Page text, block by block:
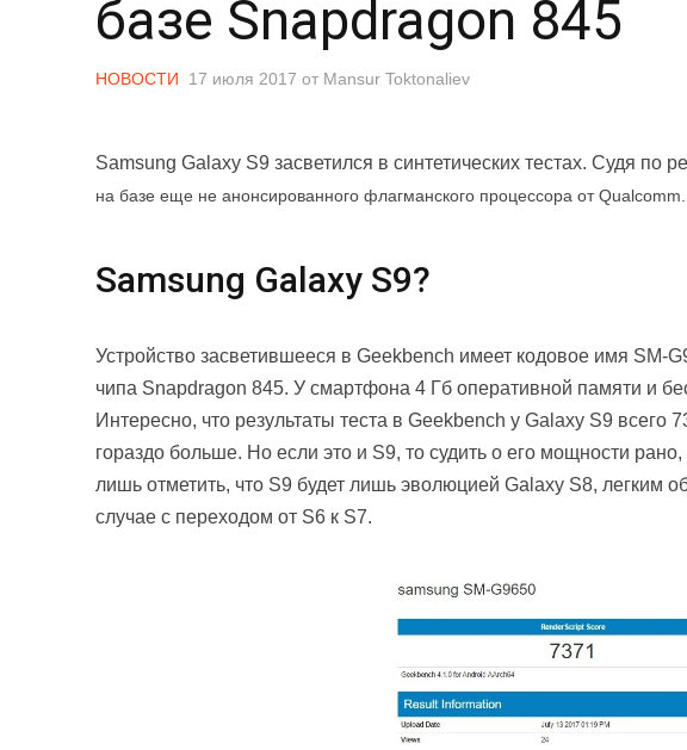
базе Snapdragon 845
НОВОСТИ 17 июля 2017 от Mansur Toktonaliev
Samsung Galaxy S9 засветился в синтетических тестах. Судя по
на базе еще не анонсированного флагманского процессора от Qualcomm.
Samsung Galaxy S9?
Устройство засветившееся в Geekbench имеет кодовое имя SM-
чипа Snapdragon 845. У смартфона 4 Гб оперативной памяти и
Интересно, что результаты теста в Geekbench у Galaxy S9 всего
гораздо больше. Но если это и S9, то судить о его мощности
лишь отметить, что S9 будет лишь эволюцией Galaxy S8, легким
случае с переходом от S6 к S7.